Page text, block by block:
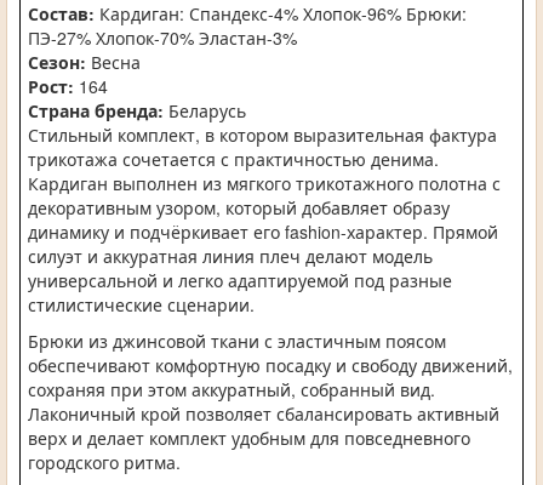
Состав: Кардиган: Спандекс-4% Хлопок-96% Брюки:
ПЭ-27% Хлопок-70% Эластан-3%
Сезон: Весна
Рост: 164
Страна бренда: Беларусь
Стильный комплект, в котором выразительная фактура
трикотажа сочетается с практичностью денима.
Кардиган выполнен из мягкого трикотажного полотна с
декоративным узором, который добавляет образу
динамику и подчёркивает его fashion-характер. Прямой
силуэт и аккуратная линия плеч делают модель
универсальной и легко адаптируемой под разные
стилистические сценарии.
Брюки из джинсовой ткани с эластичным поясом
обеспечивают комфортную посадку и свободу движений,
сохраняя при этом аккуратный, собранный вид.
Лаконичный крой позволяет сбалансировать активный
верх и делает комплект удобным для повседневного
городского ритма.